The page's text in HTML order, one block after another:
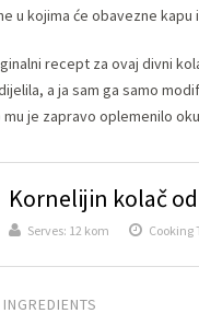
u kojima će obavezne kapu
recept za ovaj divni
a ja sam ga samo
mu je zapravo oplemenilo
Kornelijin kolač
Serves: 12 kom Cooking
INGREDIENTS